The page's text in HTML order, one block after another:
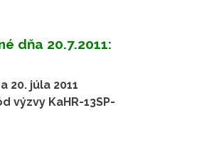
dňa 20.7.2011:
júla 2011
výzvy KaHR-13SP-